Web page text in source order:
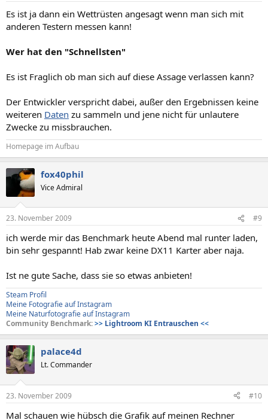
Es ist ja dann ein Wettrüsten angesagt wenn man sich mit
anderen Testern messen kann!
Wer hat den "Schnellsten"
Es ist Fraglich ob man sich auf diese Assage verlassen kann?
Der Entwickler verspricht dabei, außer den Ergebnissen keine
weiteren Daten zu sammeln und jene nicht für unlautere
Zwecke zu missbrauchen.
Homepage im Aufbau
fox40phil
Vice Admiral
23. November 2009 #9
ich werde mir das Benchmark heute Abend mal runter laden,
bin sehr gespannt! Hab zwar keine DX11 Karter aber naja.
Ist ne gute Sache, dass sie so etwas anbieten!
Steam Profil
Meine Fotografie auf Instagram
Meine Naturfotografie auf Instagram
Community Benchmark:>> Lightroom KI Entrauschen <<
palace4d
Lt. Commander
23. November 2009 #10
Mal schauen wie hübsch die Grafik auf meinen Rechner